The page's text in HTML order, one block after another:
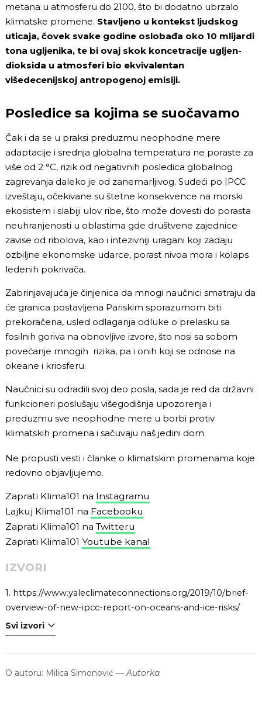
metana u atmosferu do 2100, što bi dodatno ubrzalo
klimatske promene. Stavljeno u kontekst ljudskog
uticaja, čovek svake godine oslobađa oko 10 mlijardi
tona ugljenika, te bi ovaj skok koncetracije ugljen-
dioksida u atmosferi bio ekvivalentan
višedecenijskoj antropogenoj emisiji.
Posledice sa kojima se suočavamo
Čak i da se u praksi preduzmu neophodne mere
adaptacije i srednja globalna temperatura ne poraste za
više od 2 °C, rizik od negativnih posledica globalnog
zagrevanja daleko je od zanemarljivog. Sudeći po IPCC
izveštaju, očekivane su štetne konsekvence na morski
ekosistem i slabiji ulov ribe, što može dovesti do porasta
neuhranjenosti u oblastima gde društvene zajednice
zavise od ribolova, kao i intezivniji uragani koji zadaju
ozbiljne ekonomske udarce, porast nivoa mora i kolaps
ledenih pokrivača.
Zabrinjavajuća je činjenica da mnogi naučnici smatraju da
će granica postavljena Pariskim sporazumom biti
prekoračena, usled odlaganja odluke o prelasku sa
fosilnih goriva na obnovljive izvore, što nosi sa sobom
povećanje mnogih rizika, pa i onih koji se odnose na
okeane i kriosferu.
Naučnici su odradili svoj deo posla, sada je red da državni
funkcioneri poslušaju višegodišnja upozorenja i
preduzmu sve neophodne mere u borbi protiv
klimatskih promena i sačuvaju naš jedini dom.
Ne propusti vesti i članke o klimatskim promenama koje
redovno objavljujemo.
Zaprati Klima101 na Instagramu
Lajkuj Klima101 na Facebooku
Zaprati Klima101 na Twitteru
Zaprati Klima101 Youtube kanal
IZVORI
1. https://www.yaleclimateconnections.org/2019/10/brief-
overview-of-new-ipcc-report-on-oceans-and-ice-risks/
Svi izvori
O autoru: Milica Simonović —Autorka